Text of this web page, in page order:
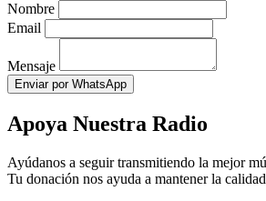
Nombre
Email
Mensaje
Enviar por WhatsApp
Apoya Nuestra Radio
Ayúdanos a seguir transmitiendo la mejor
Tu donación nos ayuda a mantener la